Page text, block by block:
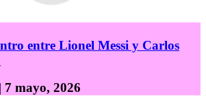
entre Lionel Messi y Carlos
| 7 mayo, 2026